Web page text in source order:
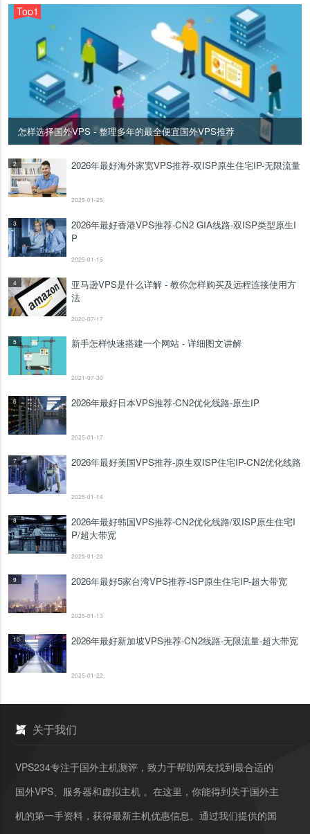
Top1
怎样选择国外VPS - 整理多年的最全便宜国外VPS推荐
2 2026年最好海外家宽VPS推荐-双ISP原生住宅IP-无限流量
2025-01-25
3
2026年最好香港VPS推荐-CN2 GIA线路-双ISP类型原生I
P
2025-01-15
4
亚马逊VPS是什么详解 - 教你怎样购买及远程连接使用方
法
2020-07-17
5 新手怎样快速搭建一个网站 - 详细图文讲解
2021-07-30
6 2026年最好日本VPS推荐-CN2优化线路-原生IP
2025-01-17
7 2026年最好美国VPS推荐-原生双ISP住宅IP-CN2优化线路
2025-01-14
8
2026年最好韩国VPS推荐-CN2优化线路/双ISP原生住宅I
P/超大带宽
2025-01-20
9 2026年最好5家台湾VPS推荐-ISP原生住宅IP-超大带宽
2025-01-13
10 2026年最好新加坡VPS推荐-CN2线路-无限流量-超大带宽
2025-01-22
关于我们
VPS234专注于国外主机测评，致力于帮助网友找到最合适的
国外VPS、服务器和虚拟主机 。在这里，你能得到关于国外主
机的第一手资料，获得最新主机优惠信息。通过我们提供的国